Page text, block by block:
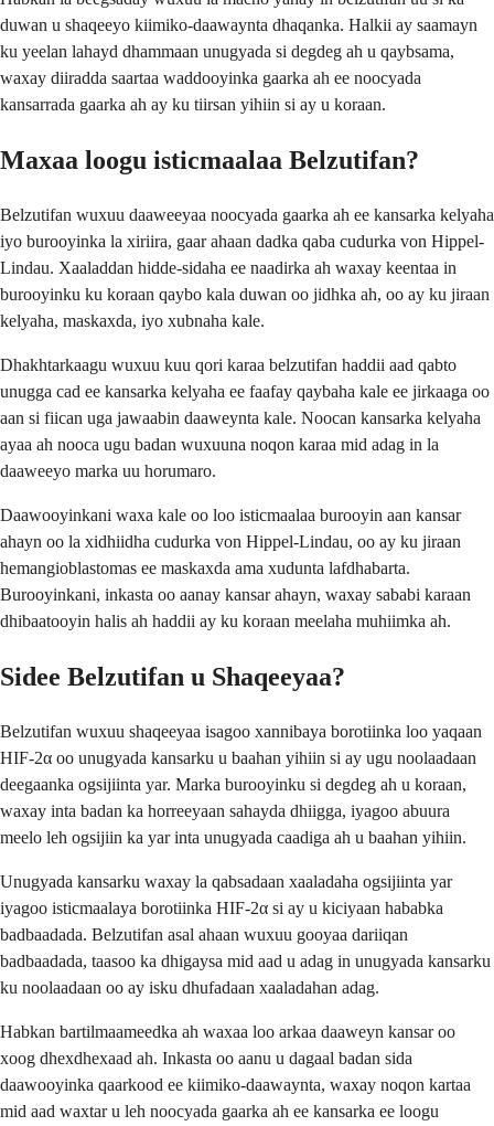
duwan u shaqeeyo kiimiko-daawaynta dhaqanka. Halkii ay saamayn
ku yeelan lahayd dhammaan unugyada si degdeg ah u qaybsama,
waxay diiradda saartaa waddooyinka gaarka ah ee noocyada
kansarrada gaarka ah ay ku tiirsan yihiin si ay u koraan.
Maxaa loogu isticmaalaa Belzutifan?
Belzutifan wuxuu daaweeyaa noocyada gaarka ah ee kansarka kelyaha
iyo burooyinka la xiriira, gaar ahaan dadka qaba cudurka von Hippel-
Lindau. Xaaladdan hidde-sidaha ee naadirka ah waxay keentaa in
burooyinku ku koraan qaybo kala duwan oo jidhka ah, oo ay ku jiraan
kelyaha, maskaxda, iyo xubnaha kale.
Dhakhtarkaagu wuxuu kuu qori karaa belzutifan haddii aad qabto
unugga cad ee kansarka kelyaha ee faafay qaybaha kale ee jirkaaga oo
aan si fiican uga jawaabin daaweynta kale. Noocan kansarka kelyaha
ayaa ah nooca ugu badan wuxuuna noqon karaa mid adag in la
daaweeyo marka uu horumaro.
Daawooyinkani waxa kale oo loo isticmaalaa burooyin aan kansar
ahayn oo la xidhiidha cudurka von Hippel-Lindau, oo ay ku jiraan
hemangioblastomas ee maskaxda ama xudunta lafdhabarta.
Burooyinkani, inkasta oo aanay kansar ahayn, waxay sababi karaan
dhibaatooyin halis ah haddii ay ku koraan meelaha muhiimka ah.
Sidee Belzutifan u Shaqeeyaa?
Belzutifan wuxuu shaqeeyaa isagoo xannibaya borotiinka loo yaqaan
HIF-2α oo unugyada kansarku u baahan yihiin si ay ugu noolaadaan
deegaanka ogsijiinta yar. Marka burooyinku si degdeg ah u koraan,
waxay inta badan ka horreeyaan sahayda dhiigga, iyagoo abuura
meelo leh ogsijiin ka yar inta unugyada caadiga ah u baahan yihiin.
Unugyada kansarku waxay la qabsadaan xaaladaha ogsijiinta yar
iyagoo isticmaalaya borotiinka HIF-2α si ay u kiciyaan hababka
badbaadada. Belzutifan asal ahaan wuxuu gooyaa dariiqan
badbaadada, taasoo ka dhigaysa mid aad u adag in unugyada kansarku
ku noolaadaan oo ay isku dhufadaan xaaladahan adag.
Habkan bartilmaameedka ah waxaa loo arkaa daaweyn kansar oo
xoog dhexdhexaad ah. Inkasta oo aanu u dagaal badan sida
daawooyinka qaarkood ee kiimiko-daawaynta, waxay noqon kartaa
mid aad waxtar u leh noocyada gaarka ah ee kansarka ee loogu